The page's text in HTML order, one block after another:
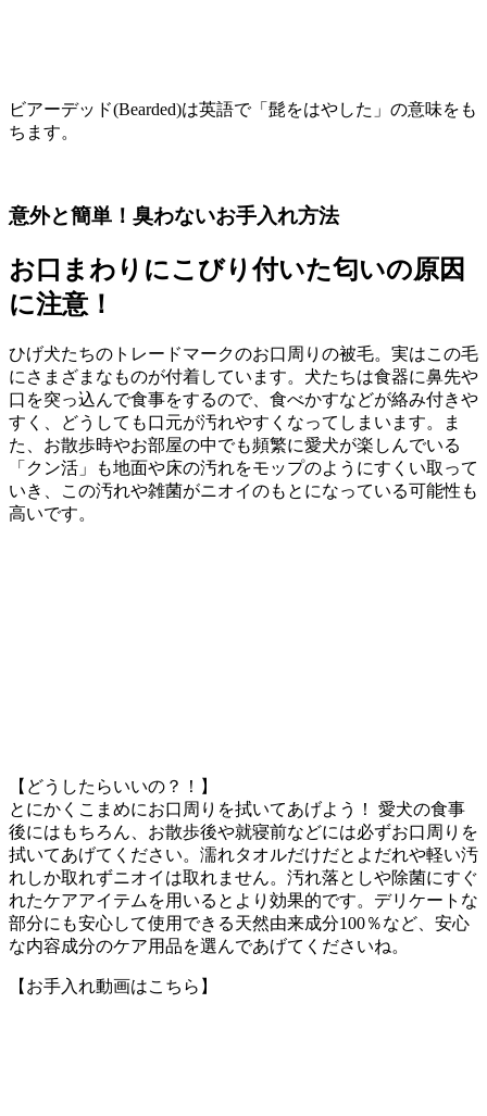
ビアーデッド(Bearded)は英語で「髭をはやした」の意味をも
ちます。
意外と簡単！臭わないお手入れ方法
お口まわりにこびり付いた匂いの原因
に注意！
ひげ犬たちのトレードマークのお口周りの被毛。実はこの毛
にさまざまなものが付着しています。犬たちは食器に鼻先や
口を突っ込んで食事をするので、食べかすなどが絡み付きや
すく、どうしても口元が汚れやすくなってしまいます。ま
た、お散歩時やお部屋の中でも頻繁に愛犬が楽しんでいる
「クン活」も地面や床の汚れをモップのようにすくい取って
いき、この汚れや雑菌がニオイのもとになっている可能性も
高いです。
【どうしたらいいの？！】
とにかくこまめにお口周りを拭いてあげよう！ 愛犬の食事
後にはもちろん、お散歩後や就寝前などには必ずお口周りを
拭いてあげてください。濡れタオルだけだとよだれや軽い汚
れしか取れずニオイは取れません。汚れ落としや除菌にすぐ
れたケアアイテムを用いるとより効果的です。デリケートな
部分にも安心して使用できる天然由来成分100％など、安心
な内容成分のケア用品を選んであげてくださいね。
【お手入れ動画はこちら】